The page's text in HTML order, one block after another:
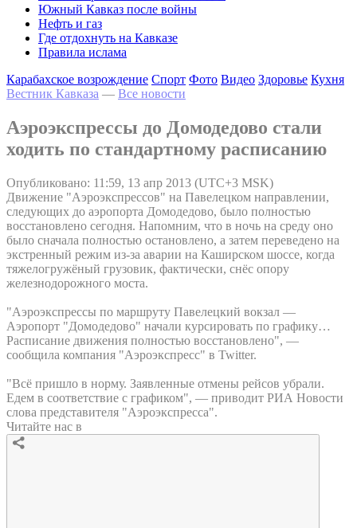
Южный Кавказ после войны
Нефть и газ
Где отдохнуть на Кавказе
Правила ислама
Карабахское возрождение Спорт Фото Видео Здоровье Кухня
Вестник Кавказа — Все новости
Аэроэкспрессы до Домодедово стали
ходить по стандартному расписанию
Опубликовано: 11:59, 13 апр 2013 (UTC+3 MSK)
Движение "Аэроэкспрессов" на Павелецком направлении,
следующих до аэропорта Домодедово, было полностью
восстановлено сегодня. Напомним, что в ночь на среду оно
было сначала полностью остановлено, а затем переведено на
экстренный режим из-за аварии на Каширском шоссе, когда
тяжелогружёный грузовик, фактически, снёс опору
железнодорожного моста.
"Аэроэкспрессы по маршруту Павелецкий вокзал —
Аэропорт "Домодедово" начали курсировать по графику…
Расписание движения полностью восстановлено", —
сообщила компания "Аэроэкспресс" в Twitter.
"Всё пришло в норму. Заявленные отмены рейсов убрали.
Едем в соответствие с графиком", — приводит РИА Новости
слова представителя "Аэроэкспресса".
Читайте нас в